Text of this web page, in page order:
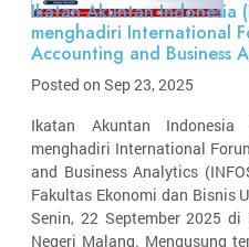
Ikatan Akuntan Indonesia
menghadiri International
Accounting and Business
Posted on Sep 23, 2025
Ikatan Akuntan
menghadiri International
and Business Analytics
Fakultas Ekonomi dan Bisnis
Senin, 22 September 2025
Negeri Malang. Mengusung